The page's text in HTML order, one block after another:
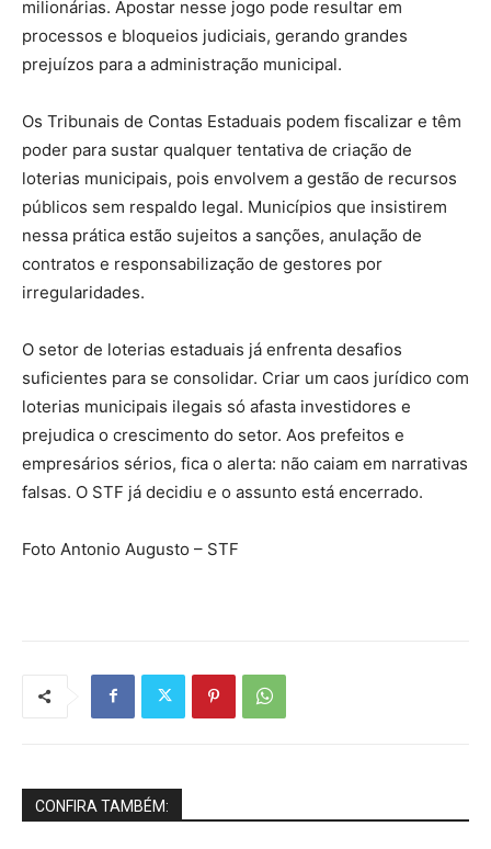
milionárias. Apostar nesse jogo pode resultar em
processos e bloqueios judiciais, gerando grandes
prejuízos para a administração municipal.
Os Tribunais de Contas Estaduais podem fiscalizar e têm
poder para sustar qualquer tentativa de criação de
loterias municipais, pois envolvem a gestão de recursos
públicos sem respaldo legal. Municípios que insistirem
nessa prática estão sujeitos a sanções, anulação de
contratos e responsabilização de gestores por
irregularidades.
O setor de loterias estaduais já enfrenta desafios
suficientes para se consolidar. Criar um caos jurídico com
loterias municipais ilegais só afasta investidores e
prejudica o crescimento do setor. Aos prefeitos e
empresários sérios, fica o alerta: não caiam em narrativas
falsas. O STF já decidiu e o assunto está encerrado.
Foto Antonio Augusto – STF
CONFIRA TAMBÉM: